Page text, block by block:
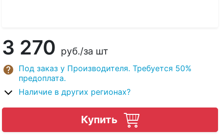
3 270 руб./за шт
Под заказ у Производителя. Требуется 50%
предоплата.
Наличие в других регионах?
Купить